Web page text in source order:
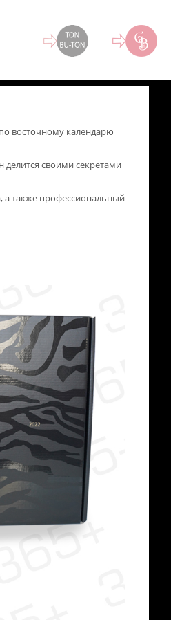
восточному календарю
своими секретами
а также профессиональный